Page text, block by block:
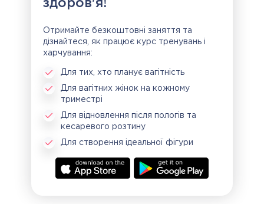
здоров'я!
Отримайте безкоштовні заняття та
дізнайтеся, як працює курс тренувань і
харчування:
Для тих, хто планує вагітність
Для вагітних жінок на кожному
триместрі
Для відновлення після пологів та
кесаревого розтину
Для створення ідеальної фігури